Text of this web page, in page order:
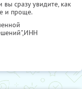
сразу увидите, как
и проще.
ИНН